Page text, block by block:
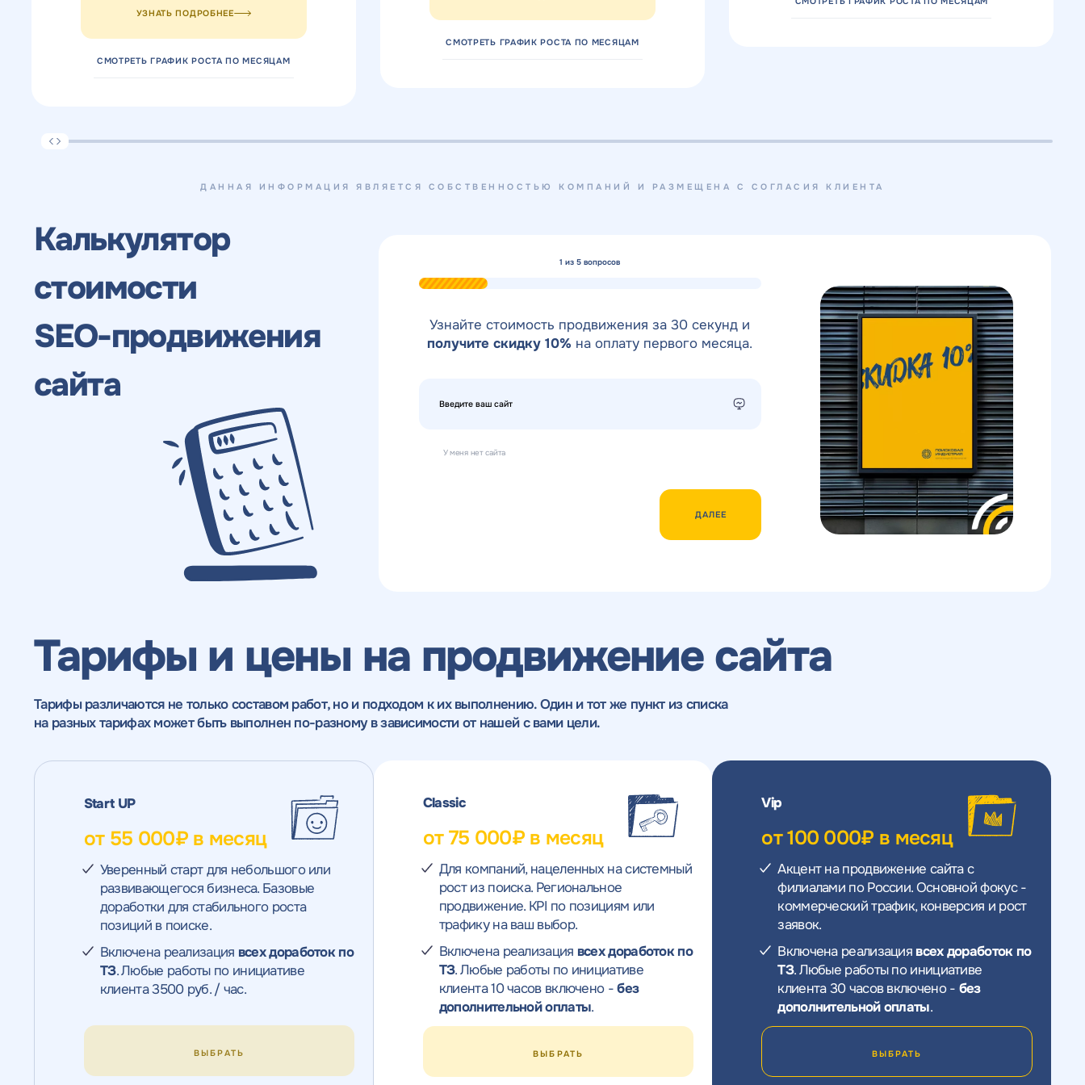
УЗНАТЬ ПОДРОБНЕЕ
СМОТРЕТЬ ГРАФИК РОСТА ПО МЕСЯЦАМ
СМОТРЕТЬ ГРАФИК РОСТА ПО МЕСЯЦАМ
ДАННАЯ ИНФОРМАЦИЯ ЯВЛЯЕТСЯ СОБСТВЕННОСТЬЮ КОМПАНИЙ И РАЗМЕЩЕНА С СОГЛАСИЯ КЛИЕНТА
Калькулятор
стоимости
SEO-продвижения
сайта
1 из 5 вопросов
Узнайте стоимость продвижения за 30 секунд и
получите скидку 10% на оплату первого месяца.
У меня нет сайта
ДАЛЕЕ
Тарифы и цены на продвижение сайта
Тарифы различаются не только составом работ, но и подходом к их выполнению. Один и тот же пункт из списка
на разных тарифах может быть выполнен по-разному в зависимости от нашей с вами цели.
Start UP
от 55 000₽ в месяц
Уверенный старт для небольшого или
развивающегося бизнеса. Базовые
доработки для стабильного роста
позиций в поиске.
Включена реализация всех доработок по
ТЗ. Любые работы по инициативе
клиента 3500 руб. / час.
ВЫБРАТЬ
Classic
от 75 000₽ в месяц
Для компаний, нацеленных на системный
рост из поиска. Региональное
продвижение. KPI по позициям или
трафику на ваш выбор.
Включена реализация всех доработок по
ТЗ. Любые работы по инициативе
клиента 10 часов включено -без
дополнительной оплаты.
ВЫБРАТЬ
Vip
от 100 000₽ в месяц
Акцент на продвижение сайта с
филиалами по России. Основной фокус -
коммерческий трафик, конверсия и рост
заявок.
Включена реализация всех доработок по
ТЗ. Любые работы по инициативе
клиента 30 часов включено - без
дополнительной оплаты.
ВЫБРАТЬ